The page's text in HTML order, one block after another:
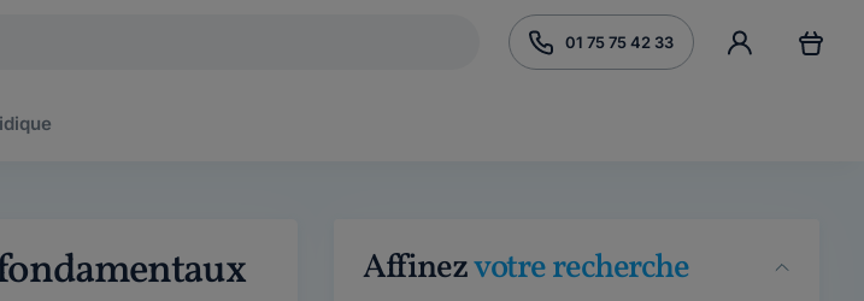
01 75 75 42 33
Affinezvotre recherche